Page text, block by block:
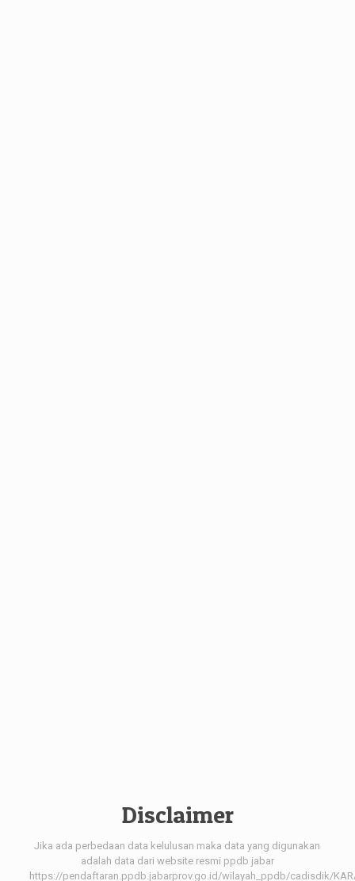
Disclaimer
Jika ada perbedaan data kelulusan maka data yang digunakan
adalah data dari website resmi ppdb jabar
https://pendaftaran.ppdb.jabarprov.go.id/wilayah_ppdb/cadisdik/